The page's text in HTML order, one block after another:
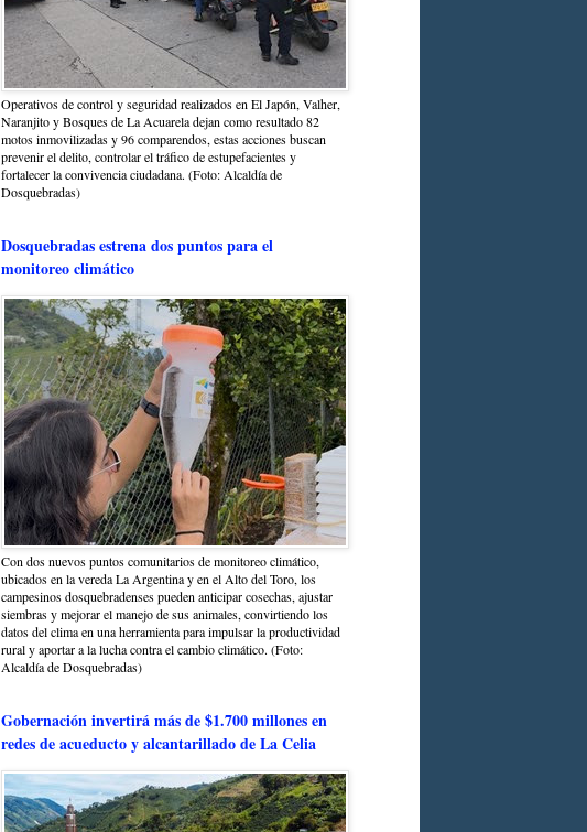
Operativos de control y seguridad realizados en El Japón, Valher,
Naranjito y Bosques de La Acuarela dejan como resultado 82
motos inmovilizadas y 96 comparendos, estas acciones buscan
prevenir el delito, controlar el tráfico de estupefacientes y
fortalecer la convivencia ciudadana. (Foto: Alcaldía de
Dosquebradas)
Dosquebradas estrena dos puntos para el
monitoreo climático
Con dos nuevos puntos comunitarios de monitoreo climático,
ubicados en la vereda La Argentina y en el Alto del Toro, los
campesinos dosquebradenses pueden anticipar cosechas, ajustar
siembras y mejorar el manejo de sus animales, convirtiendo los
datos del clima en una herramienta para impulsar la productividad
rural y aportar a la lucha contra el cambio climático. (Foto:
Alcaldía de Dosquebradas)
Gobernación invertirá más de $1.700 millones en
redes de acueducto y alcantarillado de La Celia